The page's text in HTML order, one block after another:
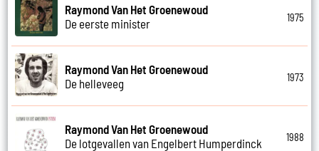
Raymond Van Het Groenewoud
De eerste minister
1975
Raymond Van Het Groenewoud
De helleveeg
1973
Raymond Van Het Groenewoud
De lotgevallen van Engelbert Humperdinck
1988